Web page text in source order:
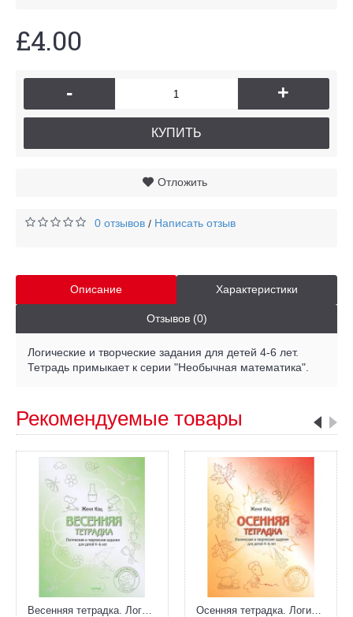
£4.00
- +
КУПИТЬ
Отложить
0 отзывов / Написать отзыв
Описание Характеристики
Отзывов (0)
Логические и творческие задания для детей 4-6 лет.
Тетрадь примыкает к серии "Необычная математика".
Рекомендуемые товары
Весенняя тетрадка. Логические и творческие задания для детей 4-6 лет Осенняя тетрадка. Логические и творческие задания для детей 4-6 лет